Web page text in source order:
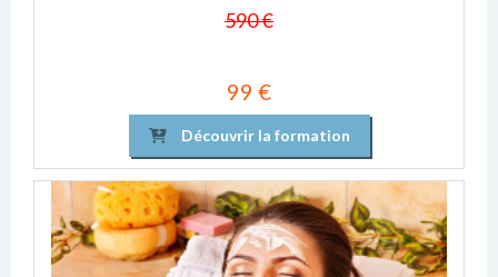
590 €
99 €
Découvrir la formation